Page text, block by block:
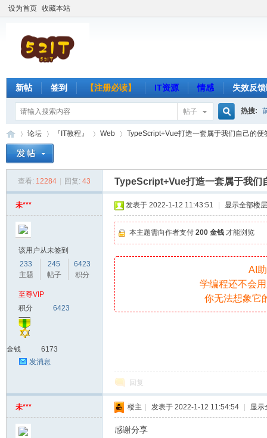
设为首页 收藏本站
新帖 签到 【注册必读】 IT资源 情感 失效反
帖子
搜
索
热搜:
»
论坛
›
『IT教程』
›
Web
›
TypeScript+Vue打造一套属于我们自己的便
查看: 12284 回复: 43 TypeScript+Vue打造一套属于我们
未***
该用户从未签到
233
主题
245
帖子
6423
积分
至尊VIP
积分
6423
金钱
6173
发消息
发表于 2022-1-12 11:43:51 显示全部楼层
本主题需向作者支付 200 金钱才能浏览
AI
学编程还不会
你无法想象它
回复
未*** 楼主 发表于 2022-1-12 11:54:54 显示
感谢分享